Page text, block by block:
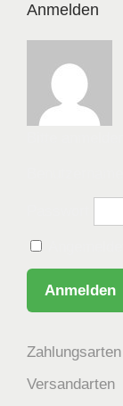
Anmelden
Zahlungsarten
Versandarten